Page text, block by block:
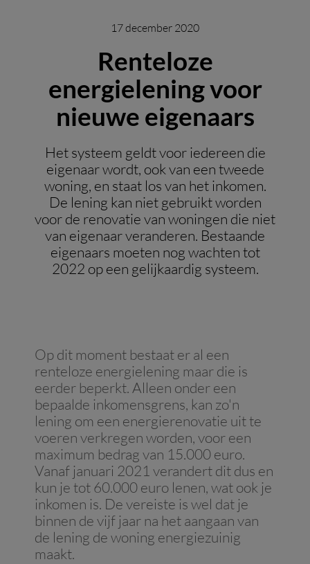
17 december 2020
Renteloze
energielening voor
nieuwe eigenaars
Het systeem geldt voor iedereen die
eigenaar wordt, ook van een tweede
woning, en staat los van het inkomen.
De lening kan niet gebruikt worden
voor de renovatie van woningen die niet
van eigenaar veranderen. Bestaande
eigenaars moeten nog wachten tot
2022 op een gelijkaardig systeem.
Op dit moment bestaat er al een
renteloze energielening maar die is
eerder beperkt. Alleen onder een
bepaalde inkomensgrens, kan zo'n
lening om een energierenovatie uit te
voeren verkregen worden, voor een
maximum bedrag van 15.000 euro.
Vanaf januari 2021 verandert dit dus en
kun je tot 60.000 euro lenen, wat ook je
inkomen is. De vereiste is wel dat je
binnen de vijf jaar na het aangaan van
de lening de woning energiezuinig
maakt.